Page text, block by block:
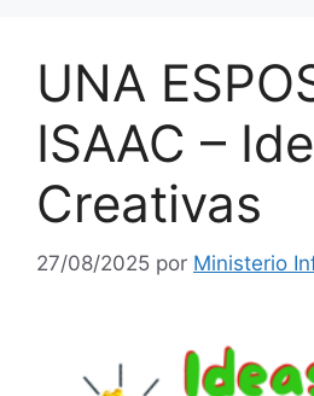
UNA
ISAAC –
Creativas
27/08/2025 por Ministerio